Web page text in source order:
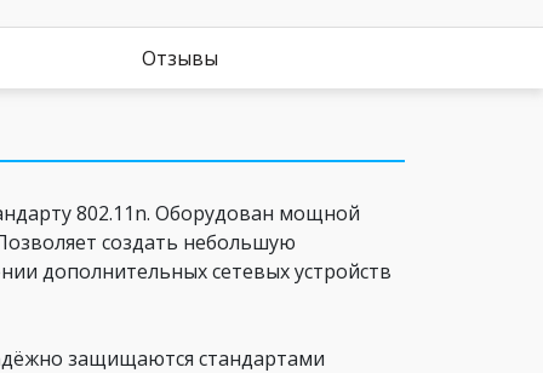
Отзывы
802.11n. Оборудован мощной
создать небольшую
дополнительных сетевых устройств
защищаются стандартами